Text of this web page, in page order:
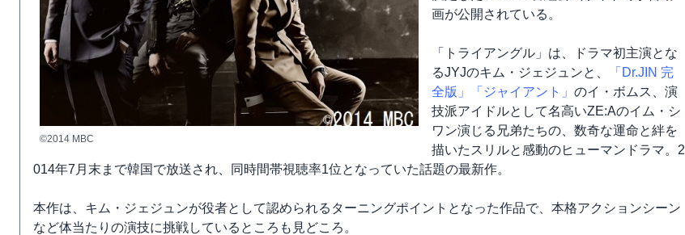
©2014 MBC
画が公開されている。
「トライアングル」は、ドラマ初主演とな
るJYJのキム・ジェジュンと、
「Dr.JIN 完
全版」
「ジャイアント」 のイ・ボムス、演
技派アイドルとして名高いZE:Aのイム・シ
ワン演じる兄弟たちの、数奇な運命と絆を
描いたスリルと感動のヒューマンドラマ。2
014年7月末まで韓国で放送され、同時間帯視聴率1位となっていた話題の最新作。
本作は、キム・ジェジュンが役者として認められるターニングポイントとなった作品で、本格アクションシーン
など体当たりの演技に挑戦しているところも見どころ。